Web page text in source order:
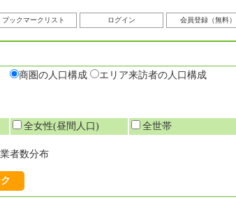
ブックマークリスト ログイン 会員登録（無料）
商圏の人口構成
エリア来訪者の人口構成
全女性(昼間人口) 全世帯
者数分布